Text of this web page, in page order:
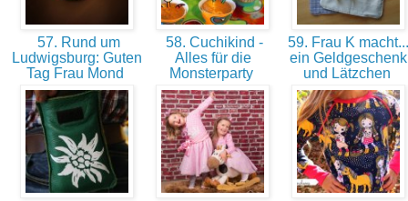
57. Rund um
Ludwigsburg: Guten
Tag Frau Mond
58. Cuchikind -
Alles für die
Monsterparty
59. Frau K
ein Geldgeschenk
und Lätzchen